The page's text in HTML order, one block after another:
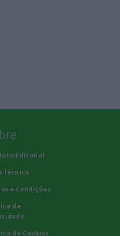
Editorial
Técnica
e Condições
de
de Cookies